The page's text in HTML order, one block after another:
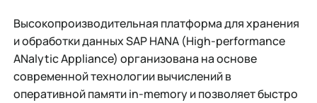
Высокопроизводительная платформа для хранения
и обработки данных SAP HANA (High-performance
ANalytic Appliance) организована на основе
современной технологии вычислений в
оперативной памяти in-memory и позволяет быстро